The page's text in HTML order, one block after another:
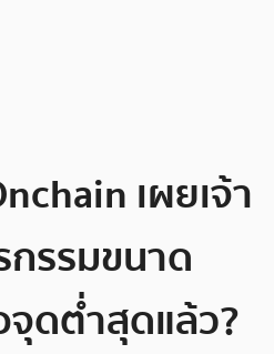
เผยเจ้า
รรมขนาด
ดต่ำสุดแล้ว?